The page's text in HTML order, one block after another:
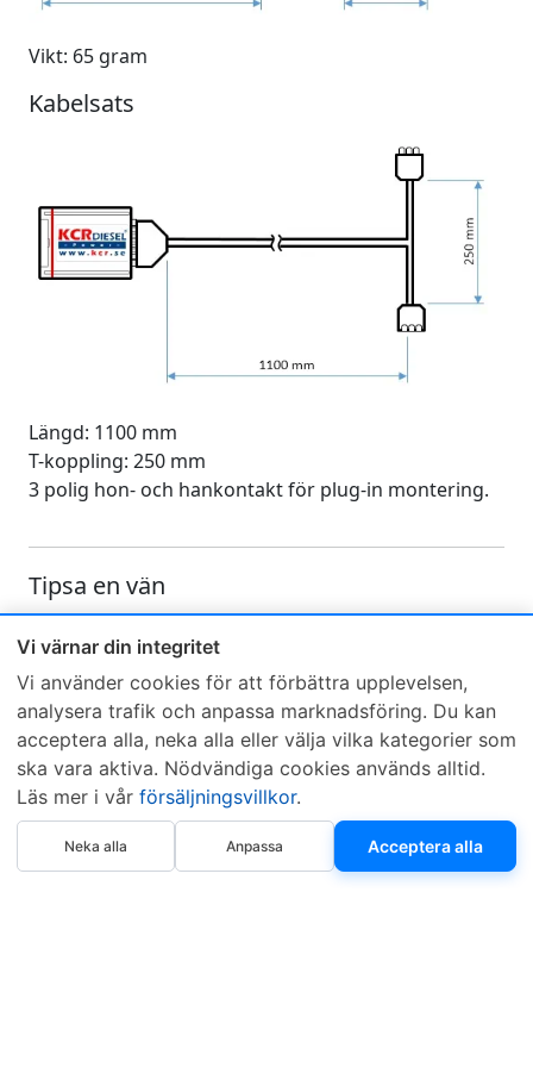
Vi värnar din integritet
Vi använder cookies för att förbättra upplevelsen,
analysera trafik och anpassa marknadsföring. Du kan
acceptera alla, neka alla eller välja vilka kategorier som
ska vara aktiva. Nödvändiga cookies används alltid.
Läs mer i vår försäljningsvillkor.
Neka alla Anpassa Acceptera alla
Köp nu
Vikt: 65 gram
Kabelsats
Längd: 1100 mm
T-koppling: 250 mm
3 polig hon- och hankontakt för plug-in montering.
Tipsa en vän
Skicka ett e-mail och tipsa en vän om denna produkt
Sveriges mest sålda dieselbox
Kontakta KCR
Om KCR/Garantier
Återförsäljare
Sök KCR-box